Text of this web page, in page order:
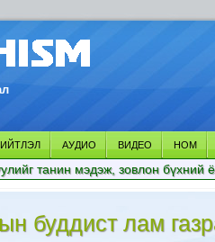
АУДИО ВИДЕО НОМ
танин мэдэж, зовлон бүхний
буддист лам